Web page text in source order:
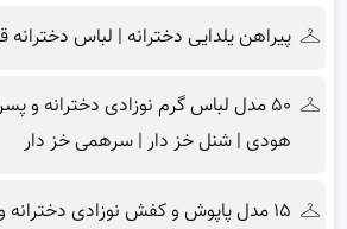
پیراهن یلدایی دخترانه | لباس
۵۰ مدل لباس گرم نوزادی دخترانه و
هودی | شنل خز دار | سرهمی خز دار
۱۵ مدل پاپوش و کفش نوزادی